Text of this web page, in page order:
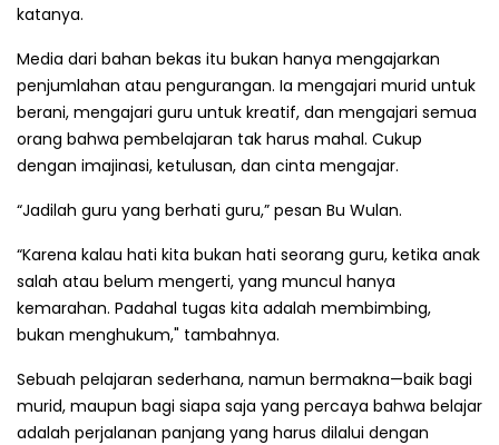
katanya.
Media dari bahan bekas itu bukan hanya mengajarkan
penjumlahan atau pengurangan. Ia mengajari murid untuk
berani, mengajari guru untuk kreatif, dan mengajari semua
orang bahwa pembelajaran tak harus mahal. Cukup
dengan imajinasi, ketulusan, dan cinta mengajar.
“Jadilah guru yang berhati guru,” pesan Bu Wulan.
“Karena kalau hati kita bukan hati seorang guru, ketika anak
salah atau belum mengerti, yang muncul hanya
kemarahan. Padahal tugas kita adalah membimbing,
bukan menghukum," tambahnya.
Sebuah pelajaran sederhana, namun bermakna—baik bagi
murid, maupun bagi siapa saja yang percaya bahwa belajar
adalah perjalanan panjang yang harus dilalui dengan